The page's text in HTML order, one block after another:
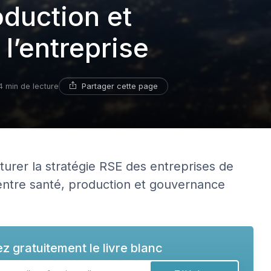
et
min de lecture Partager cette page
la stratégie RSE des entreprises de
santé, production et gouvernance
gratuitement le livre blanc